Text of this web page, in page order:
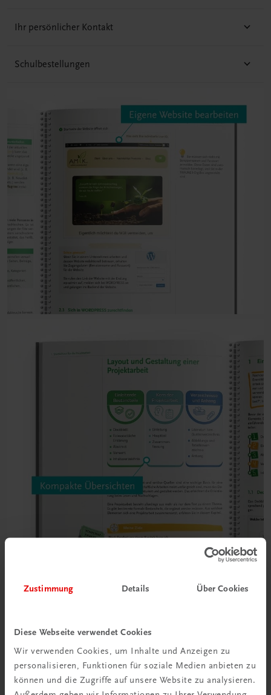
Zustimmung Details Über Cookies
Diese Webseite verwendet Cookies
Wir verwenden Cookies, um Inhalte und Anzeigen zu
personalisieren, Funktionen für soziale Medien anbieten zu
können und die Zugriffe auf unsere Website zu analysieren.
Ihr persönlicher Kontakt
Schulbestellungen